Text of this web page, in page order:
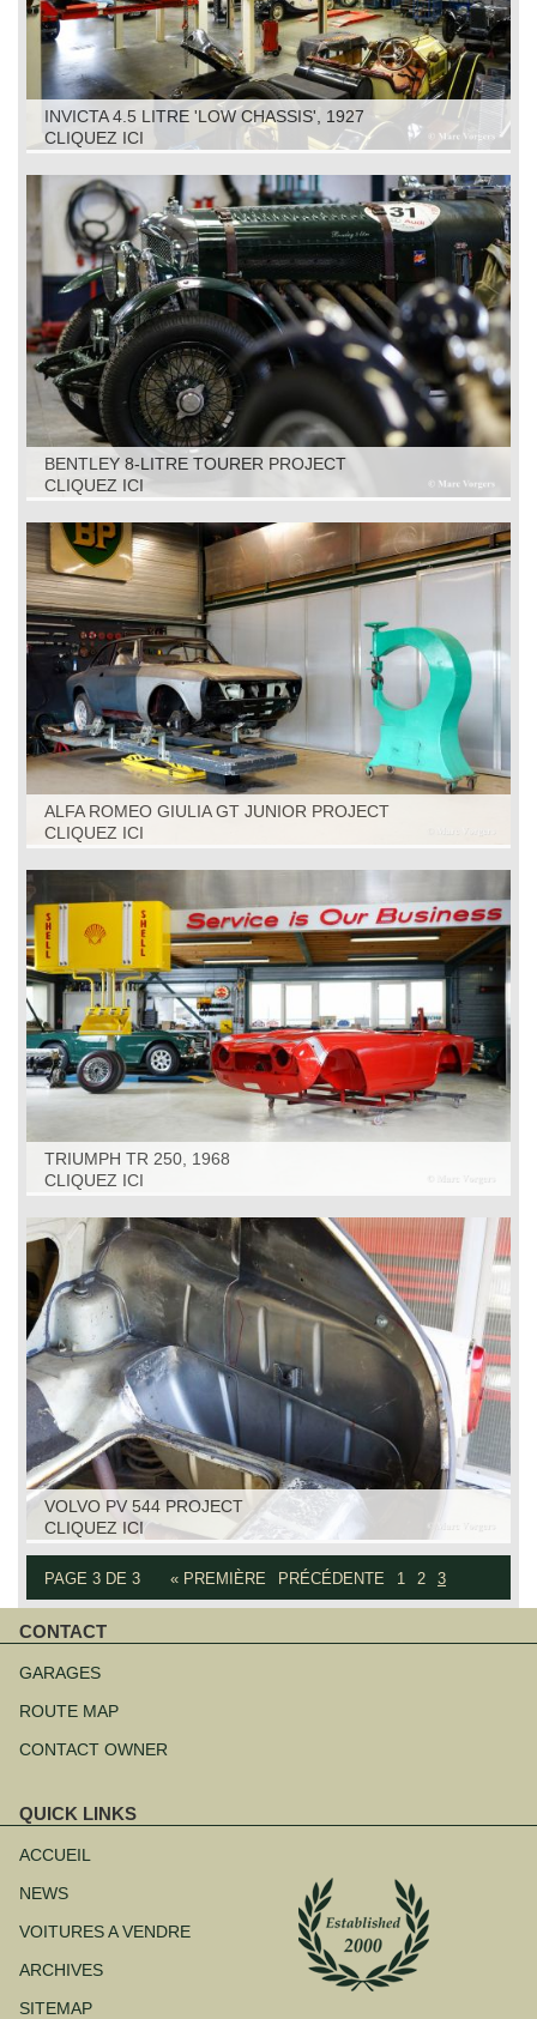
INVICTA 4.5 LITRE 'LOW CHASSIS', 1927
CLIQUEZ ICI
BENTLEY 8-LITRE TOURER PROJECT
CLIQUEZ ICI
ALFA ROMEO GIULIA GT JUNIOR PROJECT
CLIQUEZ ICI
TRIUMPH TR 250, 1968
CLIQUEZ ICI
VOLVO PV 544 PROJECT
CLIQUEZ ICI
PAGE 3 DE 3 « PREMIÈRE PRÉCÉDENTE 1 2 3
CONTACT
au
GARAGES
ROUTE MAP
CONTACT OWNER
QUICK LINKS
au
ACCUEIL
NEWS
VOITURES A VENDRE
ARCHIVES
SITEMAP